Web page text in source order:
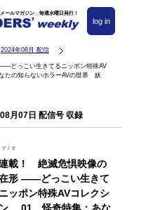
ールマガジン 毎週水曜日発行！
log in
2024年08月 配信
どっこい生きてるニッポン特殊AV
の知らないホラーAVの世界 妖
月07日 配信号 収録
載！ 絶滅危惧映像の
形 ――どっこい生きて
ッポン特殊AVコレクシ